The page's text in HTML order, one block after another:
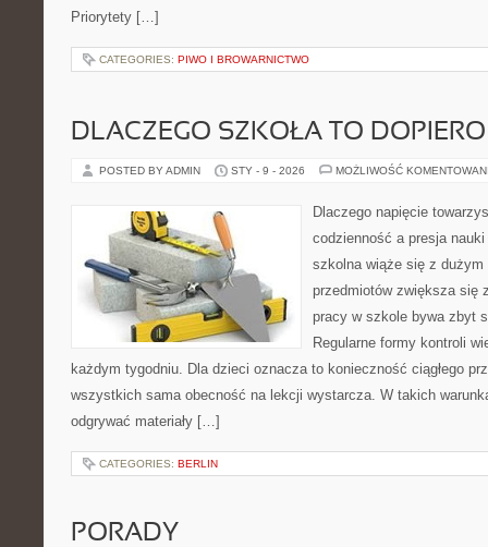
Priorytety […]
CATEGORIES: PIWO I BROWARNICTWO
DLACZEGO SZKOŁA TO
POSTED BY ADMIN STY - 9 - 2026 MOŻLIWOŚĆ
Dlaczego napięcie
codzienność a presja
szkolna wiąże się z
przedmiotów zwiększa się
pracy w szkole bywa zbyt
Regularne formy kontroli
każdym tygodniu. Dla dzieci oznacza to konieczność ciągłego
wszystkich sama obecność na lekcji wystarcza. W takich
odgrywać materiały […]
CATEGORIES: BERLIN
PORADY